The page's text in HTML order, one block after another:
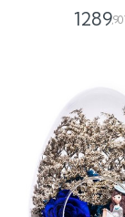
1289,90